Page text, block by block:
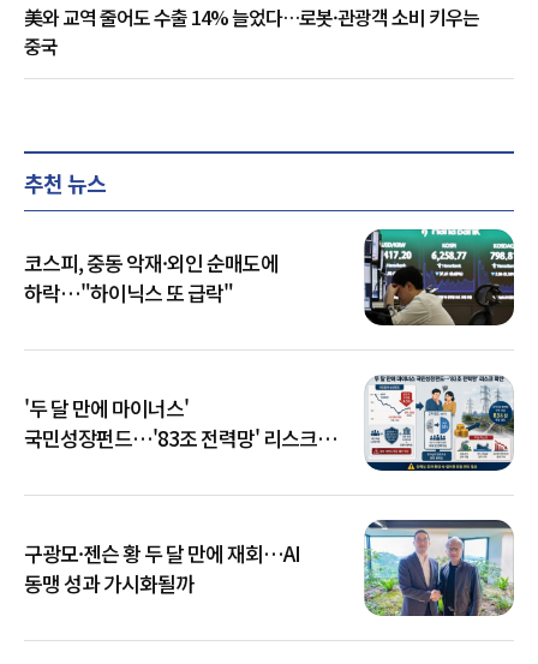
美와 교역 줄어도 수출 14% 늘었다…로봇·관광객 소비 키우는
중국
추천 뉴스
코스피, 중동 악재·외인 순매도에
하락…"하이닉스 또 급락"
'두 달 만에 마이너스'
국민성장펀드…'83조 전력망' 리스크
구광모·젠슨 황 두 달 만에 재회…AI
동맹 성과 가시화될까